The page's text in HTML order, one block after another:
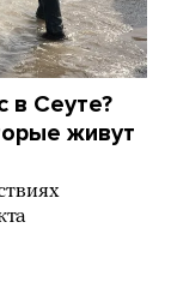
в Сеуте?
живут